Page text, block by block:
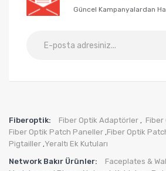
Güncel Kampanyalardan
Fiberoptik: Fiber Optik Adaptörler , Fiber
Fiber Optik Patch Paneller ,Fiber Optik
Pigtailler ,Yeraltı Ek Kutuları
Network Bakır Ürünler:
Faceplates &